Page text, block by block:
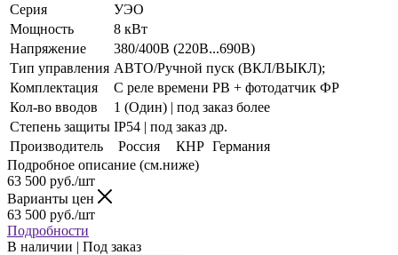
Серия
УЭО
Мощность
8 кВт
Напряжение
380/400В (220В...690В)
Тип управления АВТО/Ручной пуск (ВКЛ/ВЫКЛ);
Комплектация
С реле времени РВ + фотодатчик ФР
Кол-во вводов
1 (Один) | под заказ более
Степень защиты IP54 | под заказ др.
Производитель
Россия КНР Германия
Подробное описание (см.ниже)
63 500 руб./шт
Варианты цен
63 500 руб./шт
Подробности
В наличии | Под заказ